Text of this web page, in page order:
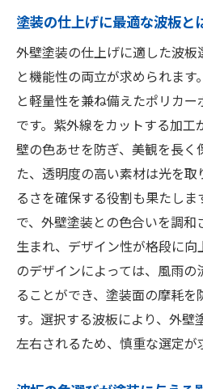
塗装の仕上げに最適な波板と
外壁塗装の仕上げに適した波
と機能性の両立が求められま
と軽量性を兼ね備えたポリカ
です。紫外線をカットする加
壁の色あせを防ぎ、美観を長く
た、透明度の高い素材は光を
るさを確保する役割も果たし
で、外壁塗装との色合いを調和
生まれ、デザイン性が格段に向
のデザインによっては、風雨
ることができ、塗装面の摩耗を
す。選択する波板により、外壁
左右されるため、慎重な選定が